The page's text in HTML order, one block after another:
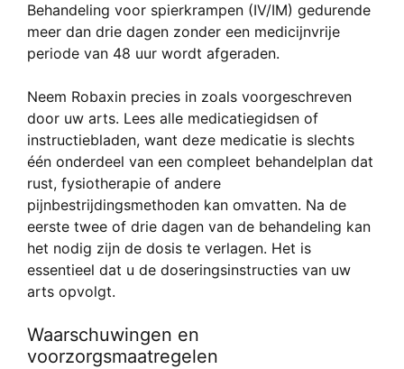
Behandeling voor spierkrampen (IV/IM) gedurende
meer dan drie dagen zonder een medicijnvrije
periode van 48 uur wordt afgeraden.
Neem Robaxin precies in zoals voorgeschreven
door uw arts. Lees alle medicatiegidsen of
instructiebladen, want deze medicatie is slechts
één onderdeel van een compleet behandelplan dat
rust, fysiotherapie of andere
pijnbestrijdingsmethoden kan omvatten. Na de
eerste twee of drie dagen van de behandeling kan
het nodig zijn de dosis te verlagen. Het is
essentieel dat u de doseringsinstructies van uw
arts opvolgt.
Waarschuwingen en
voorzorgsmaatregelen